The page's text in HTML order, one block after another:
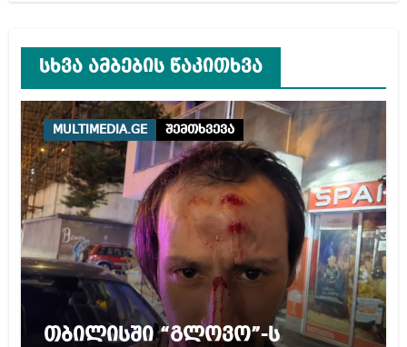
სხვა ამბების წაკითხვა
MULTIMEDIA.GE შემთხვევა
თბილისში “გლოვო”-ს